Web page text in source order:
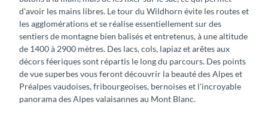
d'avoir les mains libres. Le tour du Wildhorn évite les routes et
les agglomérations et se réalise essentiellement sur des
sentiers de montagne bien balisés et entretenus, à une altitude
de 1400 à 2900 mètres. Des lacs, cols, lapiaz et arêtes aux
décors féeriques sont répartis le long du parcours. Des points
de vue superbes vous feront découvrir la beauté des Alpes et
Préalpes vaudoises, fribourgeoises, bernoises et l'incroyable
panorama des Alpes valaisannes au Mont Blanc.